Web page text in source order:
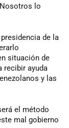
lo
de la
situación de
recibir ayuda
y las
el método
mal gobierno